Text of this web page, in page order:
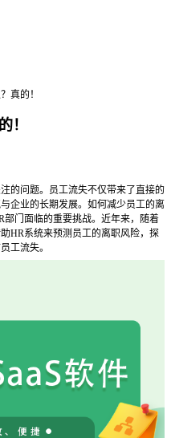
真的！
！
的问题。员工流失不仅带来了直接的
企业的长期发展。如何减少员工的离
部门面临的重要挑战。近年来，随着
HR系统来预测员工的离职风险，探
工流失。